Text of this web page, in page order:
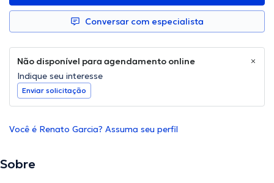
Conversar com especialista
Não disponível para agendamento online
Indique seu interesse
Enviar solicitação
Você é Renato Garcia? Assuma seu perfil
Sobre